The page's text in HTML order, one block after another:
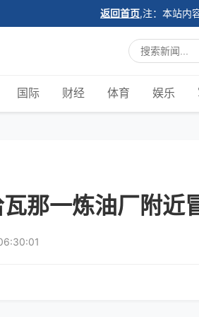
返回首页,注：本站内
国际 财经 体育 娱乐
那一炼油厂附近